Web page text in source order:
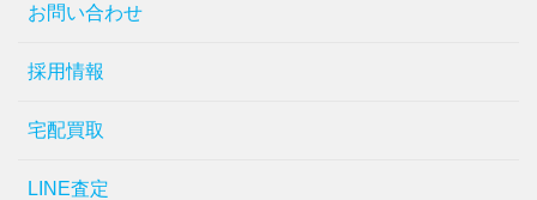
お問い合わせ
採用情報
宅配買取
LINE査定